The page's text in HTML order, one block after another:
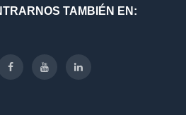
TAMBIÉN EN: